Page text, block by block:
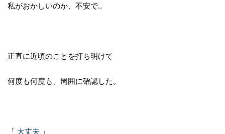
私がおかしいのか、不安で‥
正直に近頃のことを打ち明けて
何度も何度も、周囲に確認した。
「 大丈夫 」